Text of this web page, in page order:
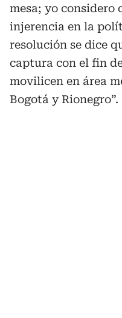
mesa; yo considero
injerencia en la
resolución se dice
captura con el fin
movilicen en área
Bogotá y Rionegro”.